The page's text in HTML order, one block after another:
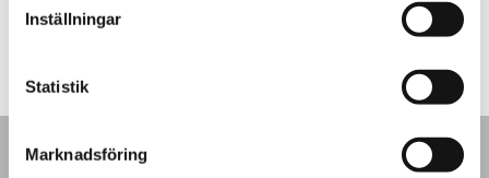
Inställningar
Statistik
Marknadsföring